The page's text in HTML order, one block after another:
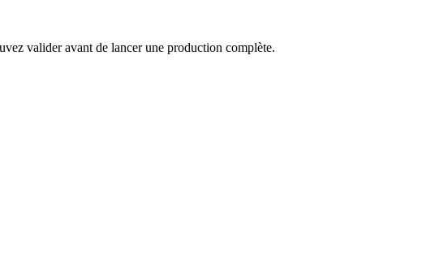
valider avant de lancer une production complète.